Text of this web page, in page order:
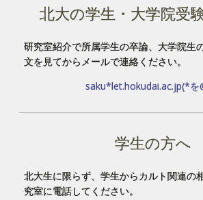
北大の学生・大学院受
研究室紹介で所属学生の卒論、大学院生
文を見てからメールで連絡ください。
saku*let.hokudai.ac.jp(*を
学生の方へ
北大生に限らず、学生からカルト関連の
究室に電話してください。